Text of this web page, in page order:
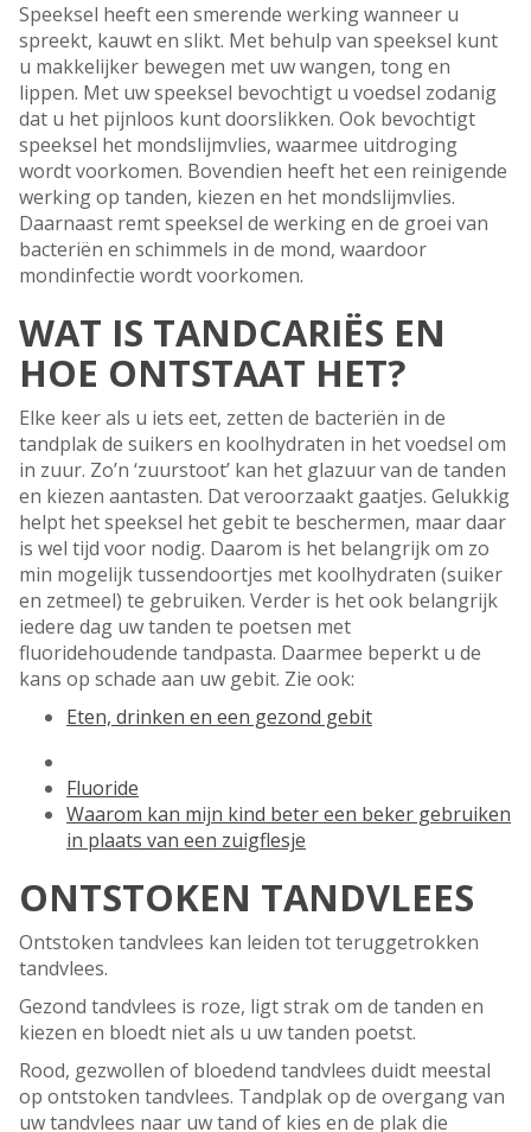
Speeksel heeft een smerende werking wanneer u
spreekt, kauwt en slikt. Met behulp van speeksel kunt
u makkelijker bewegen met uw wangen, tong en
lippen. Met uw speeksel bevochtigt u voedsel zodanig
dat u het pijnloos kunt doorslikken. Ook bevochtigt
speeksel het mondslijmvlies, waarmee uitdroging
wordt voorkomen. Bovendien heeft het een reinigende
werking op tanden, kiezen en het mondslijmvlies.
Daarnaast remt speeksel de werking en de groei van
bacteriën en schimmels in de mond, waardoor
mondinfectie wordt voorkomen.
WAT IS TANDCARIËS EN
HOE ONTSTAAT HET?
Elke keer als u iets eet, zetten de bacteriën in de
tandplak de suikers en koolhydraten in het voedsel om
in zuur. Zo’n ‘zuurstoot’ kan het glazuur van de tanden
en kiezen aan­tasten. Dat veroorzaakt gaatjes. Gelukkig
helpt het speeksel het gebit te beschermen, maar daar
is wel tijd voor nodig. Daarom is het belangrijk om zo
min mogelijk tussen­doortjes met koolhydraten (suiker
en zetmeel) te gebruiken. Verder is het ook belangrijk
iedere dag uw tanden te poetsen met
fluoridehoudende tandpasta. Daarmee beperkt u de
kans op schade aan uw gebit. Zie ook:
Eten, drinken en een gezond gebit
Fluoride
Waarom kan mijn kind beter een beker gebruiken
in plaats van een zuigflesje
ONTSTOKEN TANDVLEES
Ontstoken tandvlees kan leiden tot teruggetrokken
tandvlees.
Gezond tandvlees is roze, ligt strak om de tanden en
kiezen en bloedt niet als u uw tanden poetst.
Rood, gezwollen of bloedend tandvlees duidt meestal
op ontstoken tandvlees. Tandplak op de overgang van
uw tandvlees naar uw tand of kies en de plak die